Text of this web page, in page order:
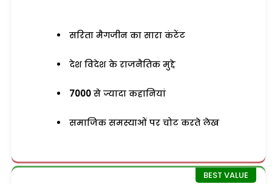
सरिता मैगजीन का सारा कंटेंट
देश विदेश के राजनैतिक मुद्दे
7000 से ज्यादा कहानियां
समाजिक समस्याओं पर चोट करते लेख